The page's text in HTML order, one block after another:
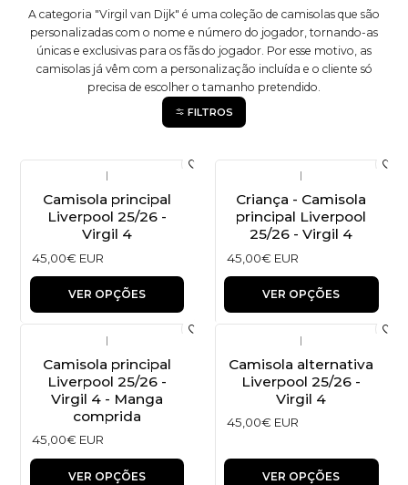
A categoria "Virgil van Dijk" é uma coleção de camisolas que são
personalizadas com o nome e número do jogador, tornando-as
únicas e exclusivas para os fãs do jogador. Por esse motivo, as
camisolas já vêm com a personalização incluída e o cliente só
precisa de escolher o tamanho pretendido.
FILTROS
|
Camisola principal
Liverpool 25/26 -
Virgil 4
45,00€ EUR
VER OPÇÕES
|
Criança - Camisola
principal Liverpool
25/26 - Virgil 4
45,00€ EUR
VER OPÇÕES
|
Camisola principal
Liverpool 25/26 -
Virgil 4 - Manga
comprida
45,00€ EUR
VER OPÇÕES
|
Camisola alternativa
Liverpool 25/26 -
Virgil 4
45,00€ EUR
VER OPÇÕES